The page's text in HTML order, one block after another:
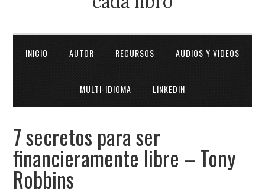
INICIO AUTOR RECURSOS AUDIOS Y VIDEOS
MULTI-IDIOMA LINKEDIN
7 secretos para ser
financieramente libre – Tony
Robbins